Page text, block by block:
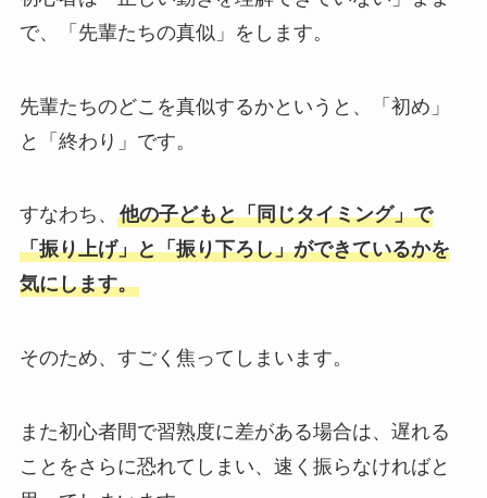
で、「先輩たちの真似」をします。
先輩たちのどこを真似するかというと、「初め」
と「終わり」です。
すなわち、 他の子どもと「同じタイミング」で
「振り上げ」と「振り下ろし」ができているかを
気にします。
そのため、すごく焦ってしまいます。
また初心者間で習熟度に差がある場合は、遅れる
ことをさらに恐れてしまい、速く振らなければと